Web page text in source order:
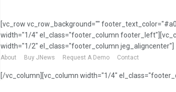
[vc_row vc_row_background=""
width="1/4" el_class="footer_column
width="1/2" el_class="footer_column jeg_aligncenter"]
About Buy JNews Request A Demo Contact
[/vc_column][vc_column width="1/4"